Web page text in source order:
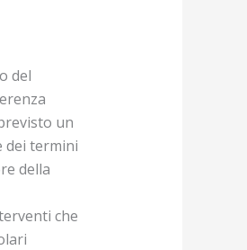
del
un
dei termini
della
che